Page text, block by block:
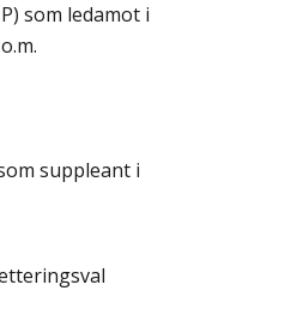
som ledamot i
suppleant i